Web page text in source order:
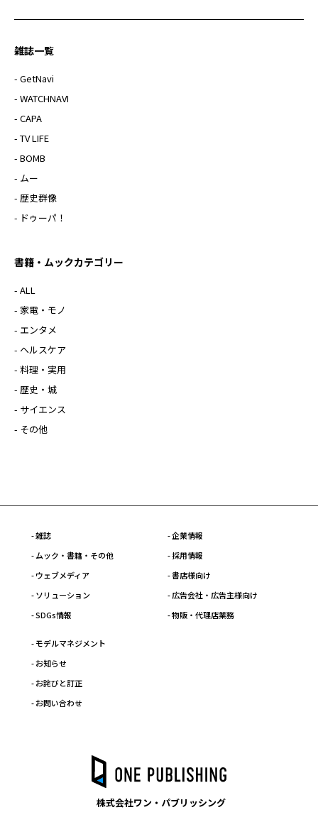
雑誌一覧
- GetNavi
- WATCHNAVI
- CAPA
- TV LIFE
- BOMB
- ムー
- 歴史群像
- ドゥーパ！
書籍・ムックカテゴリー
- ALL
- 家電・モノ
- エンタメ
- ヘルスケア
- 料理・実用
- 歴史・城
- サイエンス
- その他
- 雑誌
- ムック・書籍・その他
- ウェブメディア
- ソリューション
- SDGs情報
- 企業情報
- 採用情報
- 書店様向け
- 広告会社・広告主様向け
- 物販・代理店業務
- モデルマネジメント
- お知らせ
- お詫びと訂正
- お問い合わせ
株式会社ワン・パブリッシング